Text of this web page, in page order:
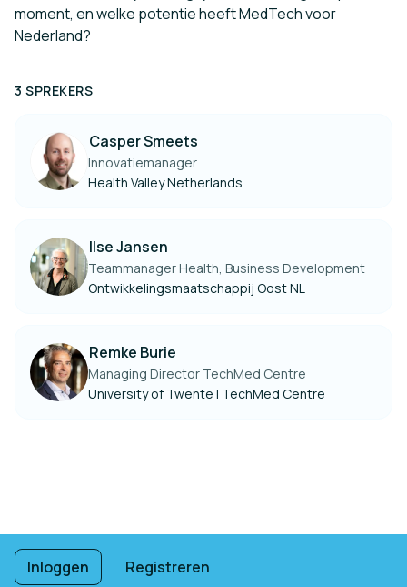
Inloggen Registreren
moment, en welke potentie heeft MedTech voor
Nederland?
3 SPREKERS
Casper Smeets
Innovatiemanager
Health Valley Netherlands
Ilse Jansen
Teammanager Health, Business Development
Ontwikkelingsmaatschappij Oost NL
Remke Burie
Managing Director TechMed Centre
University of Twente | TechMed Centre
Voettekstnavigatie
GebruiksvoorwaardenPrivacybeleid